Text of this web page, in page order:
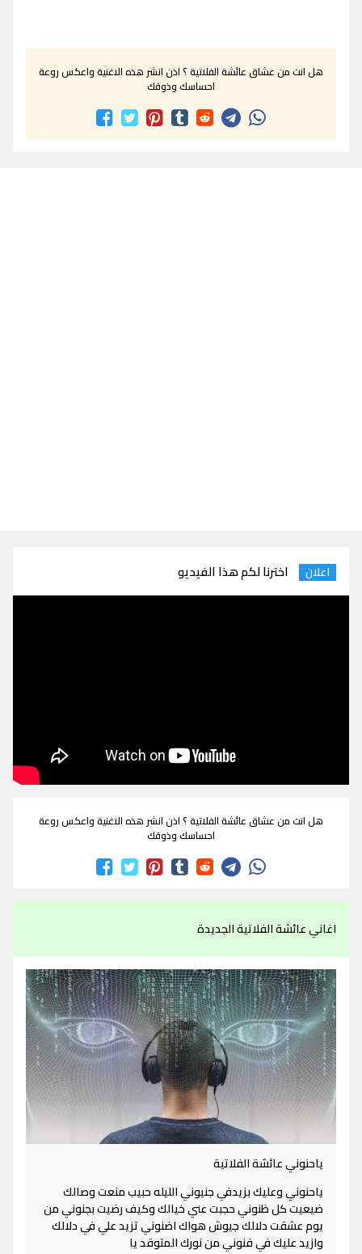
هل انت من عشاق عائشة الفلاتية ؟ اذن انشر هذه الاغنية واعكس روعة
احساسك وذوقك
اعلان اخترنا لكم هذا الفيديو
هل انت من عشاق عائشة الفلاتية ؟ اذن انشر هذه الاغنية واعكس روعة
احساسك وذوقك
اغاني عائشة الفلاتية الجديدة
ياحنوني عائشة الفلاتية
ياحنوني وعليك بزيدفي جنيوني الليله حبيب منعت وصالك
ضيعيت كل ظنوني حجبت عني خيالك وكيف رضيت بجنوني من
يوم عشقت دلالك جيوش هواك اضنوني تزيد علي في دلالك
وازيد عليك في فنوني من نورك المتوقد يا